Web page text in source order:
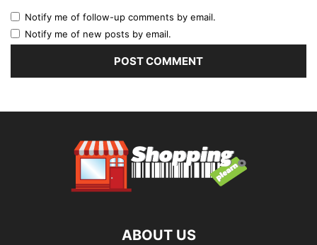
Notify me of follow-up comments by email.
Notify me of new posts by email.
ABOUT US